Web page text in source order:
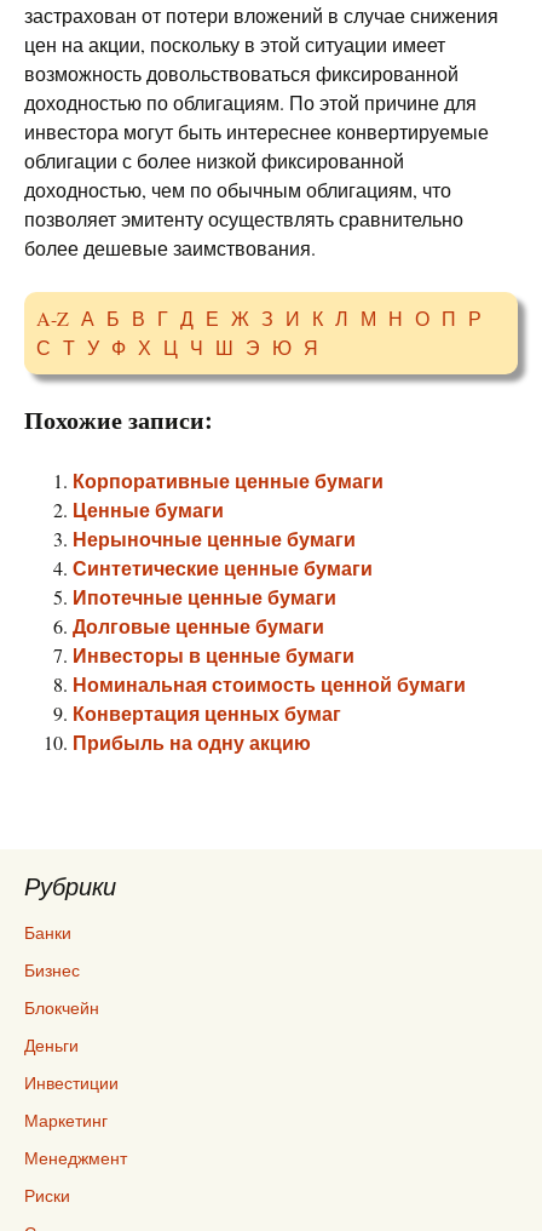
застрахован от потери вложений в случае снижения
цен на акции, поскольку в этой ситуации имеет
возможность довольствоваться фиксированной
доходностью по облигациям. По этой причине для
инвестора могут быть интереснее конвертируемые
облигации с более низкой фиксированной
доходностью, чем по обычным облигациям, что
позволяет эмитенту осуществлять сравнительно
более дешевые заимствования.
A-Z А Б В Г Д Е Ж З И К Л М Н О П Р
С Т У Ф Х Ц Ч Ш Э Ю Я
Похожие записи:
Корпоративные ценные бумаги
Ценные бумаги
Нерыночные ценные бумаги
Синтетические ценные бумаги
Ипотечные ценные бумаги
Долговые ценные бумаги
Инвесторы в ценные бумаги
Номинальная стоимость ценной бумаги
Конвертация ценных бумаг
Прибыль на одну акцию
Рубрики
Банки
Бизнес
Блокчейн
Деньги
Инвестиции
Маркетинг
Менеджмент
Риски